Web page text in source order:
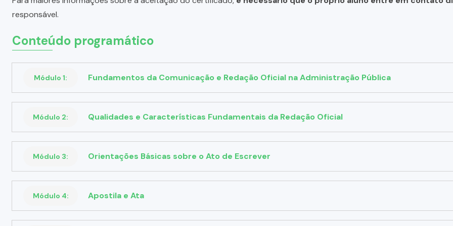
responsável.
Conteúdo programático
Módulo 1: Fundamentos da Comunicação e Redação Oficial na Administração Pública
Módulo 2: Qualidades e Características Fundamentais da Redação Oficial
Módulo 3: Orientações Básicas sobre o Ato de Escrever
Módulo 4: Apostila e Ata